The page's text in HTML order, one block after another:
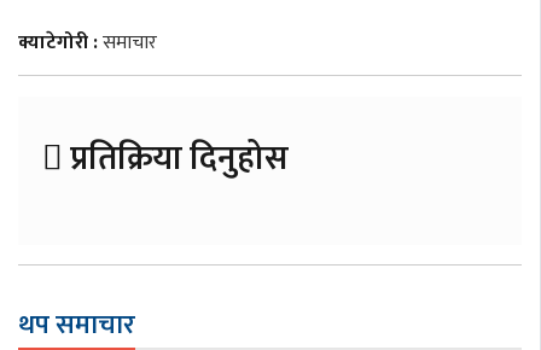
क्याटेगोरी :समाचार
प्रतिक्रिया दिनुहोस
थप समाचार